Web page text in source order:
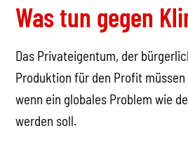
Was tun gegen
Das Privateigentum, der
Produktion für den Profit
wenn ein globales Problem wie
werden soll.